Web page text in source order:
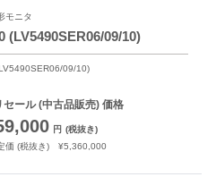
モニタ
(LV5490SER06/09/10)
09/10)
セール(中古品販売) 価格
円 (税抜き)
価 (税抜き) ¥5,360,000